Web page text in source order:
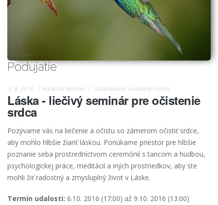
Podujatie
3. 9. 2016 Katarína Miesler Vzdelávanie a osobný rozvoj
Láska - liečivý seminár pre očistenie
srdca
Pozývame vás na liečenie a očistu so zámerom očistiť srdce,
aby mohlo hlbšie žiariť láskou. Ponúkame priestor pre hlbšie
poznanie seba prostredníctvom ceremónií s tancom a hudbou,
psychologickej práce, meditácií a iných prostriedkov, aby ste
mohli žiť radostný a zmysluplný život v Láske.
Termín udalosti: 6.10. 2016 (17:00) až 9.10. 2016 (13:00)